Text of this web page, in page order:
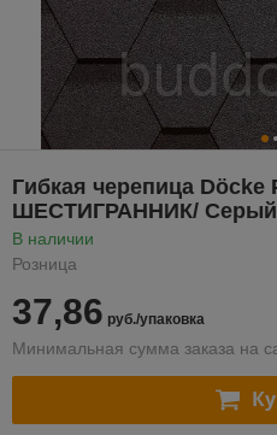
Гибкая черепица Döcke
ШЕСТИГРАННИК/ Серый
В наличии
Розница
37,86 руб./упаковка
Минимальная сумма заказа на